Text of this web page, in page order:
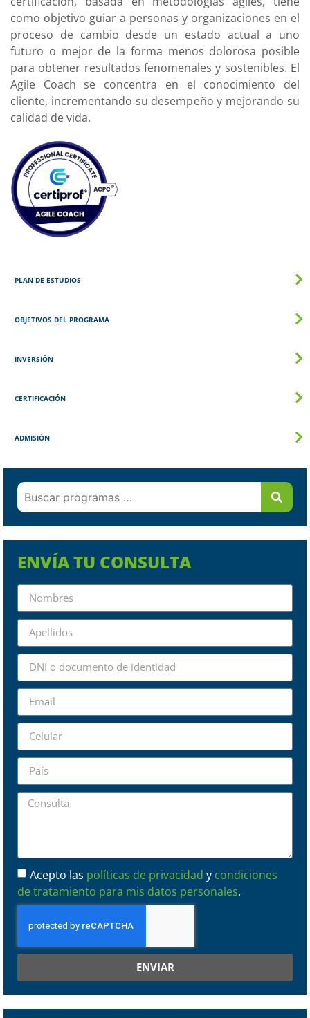
como objetivo guiar a personas y organizaciones en el
proceso de cambio desde un estado actual a uno
futuro o mejor de la forma menos dolorosa posible
para obtener resultados fenomenales y sostenibles. El
Agile Coach se concentra en el conocimiento del
cliente, incrementando su desempeño y mejorando su
calidad de vida.
PLAN DE ESTUDIOS
OBJETIVOS DEL PROGRAMA
INVERSIÓN
CERTIFICACIÓN
ADMISIÓN
ENVÍA TU CONSULTA
Acepto las políticas de privacidad y condiciones
de tratamiento para mis datos personales.
ENVIAR